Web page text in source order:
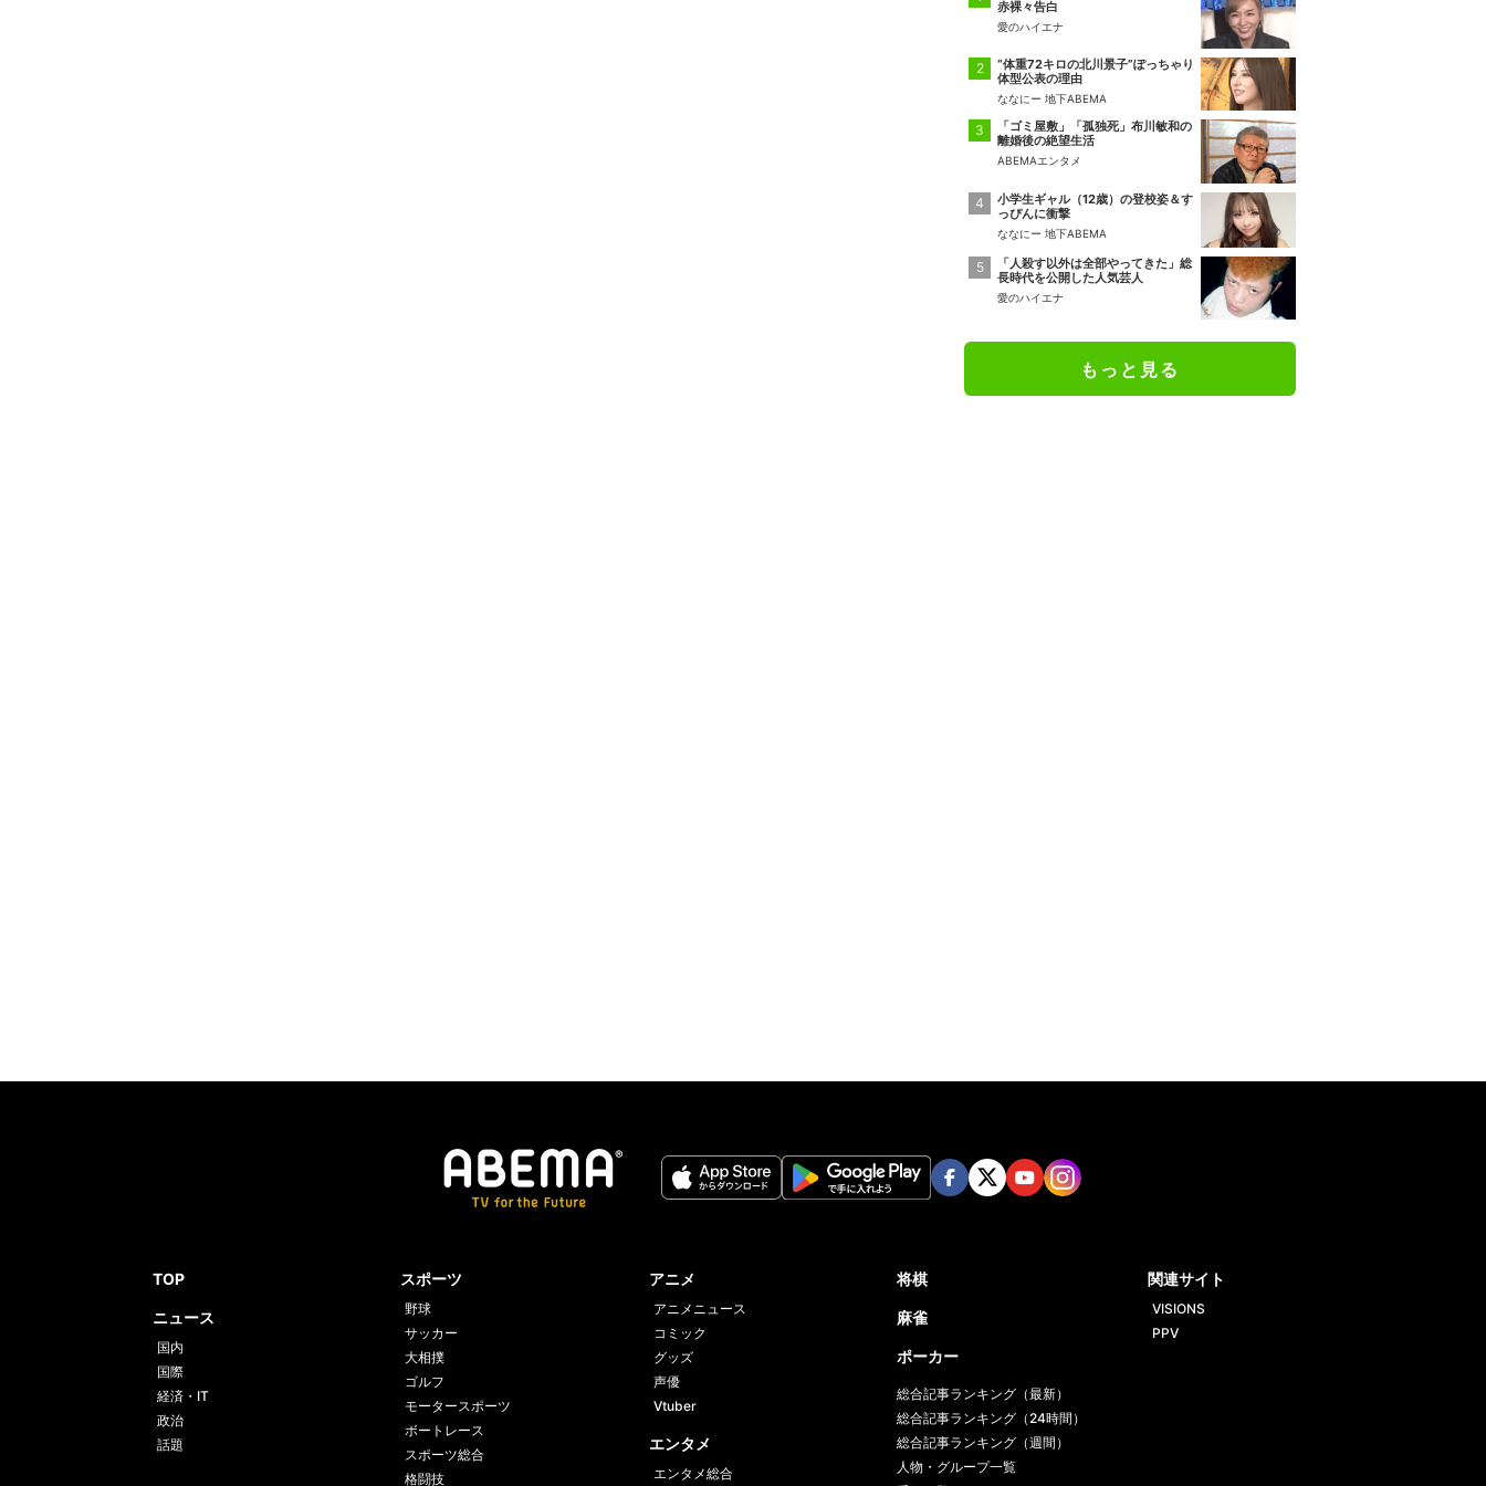
赤裸々告白
愛のハイエナ
“体重72キロの北川景子”ぽっちゃり
体型公表の理由
ななにー 地下ABEMA
「ゴミ屋敷」「孤独死」布川敏和の
離婚後の絶望生活
ABEMAエンタメ
小学生ギャル（12歳）の登校姿＆す
っぴんに衝撃
ななにー 地下ABEMA
「人殺す以外は全部やってきた」総
長時代を公開した人気芸人
愛のハイエナ
もっと見る
TOP
ニュース
国内
国際
経済・IT
政治
話題
スポーツ
野球
サッカー
大相撲
ゴルフ
モータースポーツ
ボートレース
スポーツ総合
格闘技
アニメ
アニメニュース
コミック
グッズ
声優
Vtuber
エンタメ
エンタメ総合
将棋
麻雀
ポーカー
総合記事ランキング（最新）
総合記事ランキング（24時間）
総合記事ランキング（週間）
人物・グループ一覧
関連サイト
VISIONS
PPV